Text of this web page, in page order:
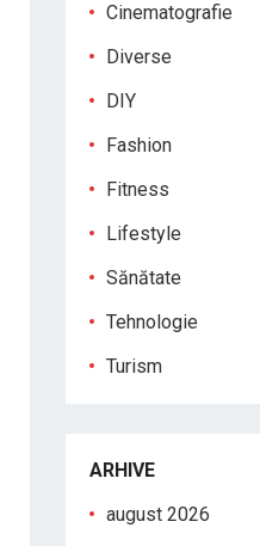
Cinematografie
Diverse
DIY
Fashion
Fitness
Lifestyle
Sănătate
Tehnologie
Turism
ARHIVE
august 2026